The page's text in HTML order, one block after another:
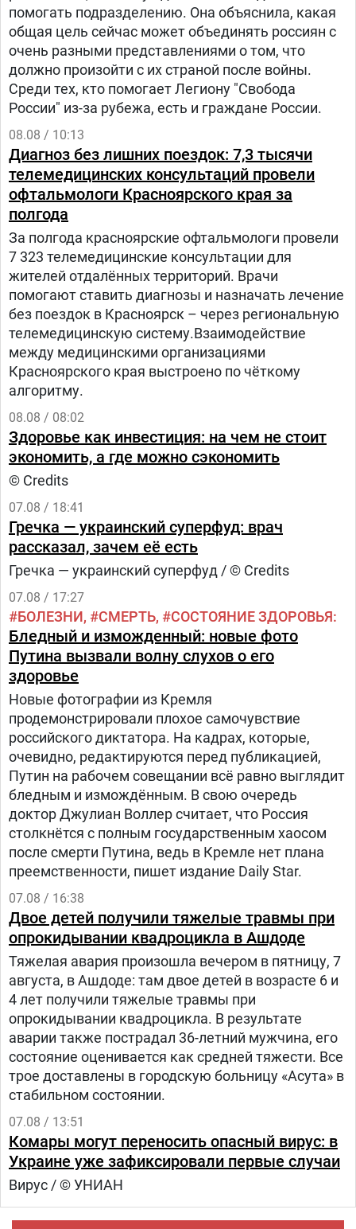
помогать подразделению. Она объяснила, какая
общая цель сейчас может объединять россиян с
очень разными представлениями о том, что
должно произойти с их страной после войны.
Среди тех, кто помогает Легиону "Свобода
России" из-за рубежа, есть и граждане России.
08.08 / 10:13
Диагноз без лишних поездок: 7,3 тысячи
телемедицинских консультаций провели
офтальмологи Красноярского края за
полгода
За полгода красноярские офтальмологи провели
7 323 телемедицинские консультации для
жителей отдалённых территорий. Врачи
помогают ставить диагнозы и назначать лечение
без поездок в Красноярск – через региональную
телемедицинскую систему.Взаимодействие
между медицинскими организациями
Красноярского края выстроено по чёткому
алгоритму.
08.08 / 08:02
Здоровье как инвестиция: на чем не стоит
экономить, а где можно сэкономить
© Credits
07.08 / 18:41
Гречка — украинский суперфуд: врач
рассказал, зачем её есть
Гречка — украинский суперфуд / © Credits
07.08 / 17:27
БОЛЕЗНИ СМЕРТЬ СОСТОЯНИЕ ЗДОРОВЬЯ
Бледный и изможденный: новые фото
Путина вызвали волну слухов о его
здоровье
Новые фотографии из Кремля
продемонстрировали плохое самочувствие
российского диктатора. На кадрах, которые,
очевидно, редактируются перед публикацией,
Путин на рабочем совещании всё равно выглядит
бледным и измождённым. В свою очередь
доктор Джулиан Воллер считает, что Россия
столкнётся с полным государственным хаосом
после смерти Путина, ведь в Кремле нет плана
преемственности, пишет издание Daily Star.
07.08 / 16:38
Двое детей получили тяжелые травмы при
опрокидывании квадроцикла в Ашдоде
Тяжелая авария произошла вечером в пятницу, 7
августа, в Ашдоде: там двое детей в возрасте 6 и
4 лет получили тяжелые травмы при
опрокидывании квадроцикла. В результате
аварии также пострадал 36-летний мужчина, его
состояние оценивается как средней тяжести. Все
трое доставлены в городскую больницу «Асута» в
стабильном состоянии.
07.08 / 13:51
Комары могут переносить опасный вирус: в
Украине уже зафиксировали первые случаи
Вирус / © УНИАН